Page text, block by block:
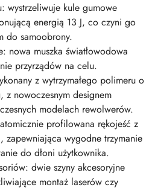
wystrzeliwuje kule gumowe
energią 13 J, co czyni go
do samoobrony.
nowa muszka światłowodowa
przyrządów na celu.
z wytrzymałego polimeru o
z nowoczesnym designem
modelach rewolwerów.
profilowana rękojeść z
zapewniająca wygodne trzymanie
do dłoni użytkownika.
dwie szyny akcesoryjne
montaż laserów czy